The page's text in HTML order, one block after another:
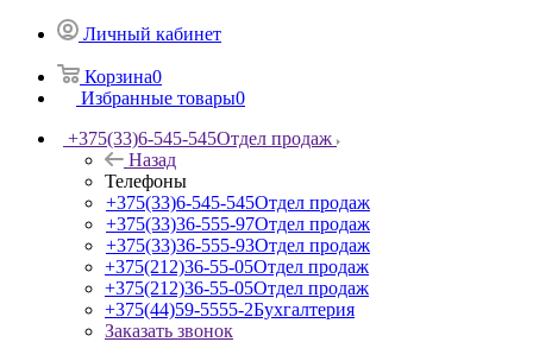
Личный кабинет
Корзина0
Избранные товары0
+375(33)6-545-545Отдел продаж
Назад
Телефоны
+375(33)6-545-545Отдел продаж
+375(33)36-555-97Отдел продаж
+375(33)36-555-93Отдел продаж
+375(212)36-55-05Отдел продаж
+375(212)36-55-05Отдел продаж
+375(44)59-5555-2Бухгалтерия
Заказать звонок